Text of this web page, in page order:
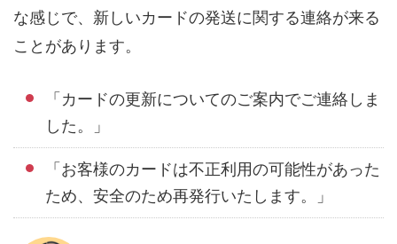
な感じで、新しいカードの発送に関する連絡が来る
ことがあります。
「カードの更新についてのご案内でご連絡しま
した。」
「お客様のカードは不正利用の可能性があった
ため、安全のため再発行いたします。」